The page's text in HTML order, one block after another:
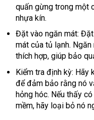
quấn gừng trong một
nhựa kín.
Đặt vào ngăn mát:
mát của tủ lạnh.
thích hợp, giúp bảo
Kiểm tra định kỳ: Hãy
để đảm bảo rằng nó
hỏng hóc. Nếu thấy
mềm, hãy loại bỏ nó